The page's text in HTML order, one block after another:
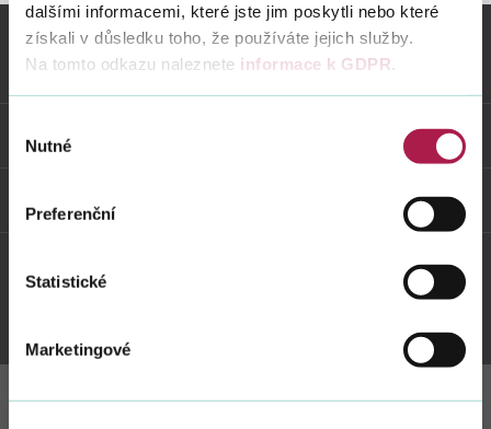
dalšími informacemi, které jste jim poskytli nebo které
získali v důsledku toho, že používáte jejich služby.
Na tomto odkazu naleznete informace k GDPR.
souhlasu
Nutné
Preferenční
Statistické
Marketingové
Vyhledat na webu
Vybrané informace
Odkazy
Weby FS
Instagram